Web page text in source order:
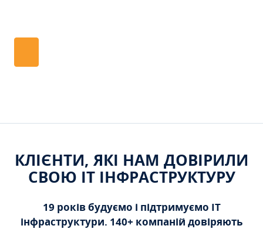
КЛІЄНТИ, ЯКІ НАМ ДОВІРИЛИ
СВОЮ ІТ ІНФРАСТРУКТУРУ
19 років будуємо і підтримуємо ІТ
інфраструктури. 140+ компаній довіряють